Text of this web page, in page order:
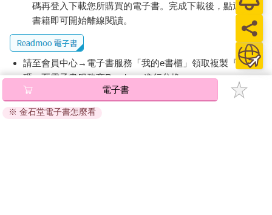
碼再登入下載您所購買的電子書。完成下載後，點選任一
書籍即可開始離線閱讀。
請至會員中心→電子書服務「我的e書櫃」領取複製『兌換
碼』至電子書服務商Readmoo進行兌換。
退換貨須知：
因版權保護，您在金石堂所購買的電子書僅能以金石堂專屬
電子書
※ 金石堂電子書怎麼看